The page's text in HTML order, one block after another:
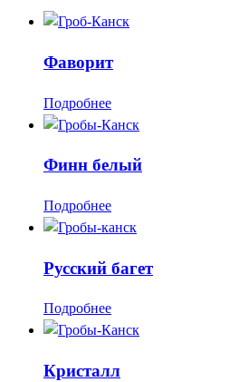
Фаворит
Подробнее
Финн белый
Подробнее
Русский багет
Подробнее
Кристалл